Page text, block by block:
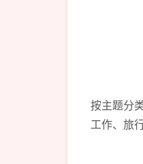
按主题分
工作、旅